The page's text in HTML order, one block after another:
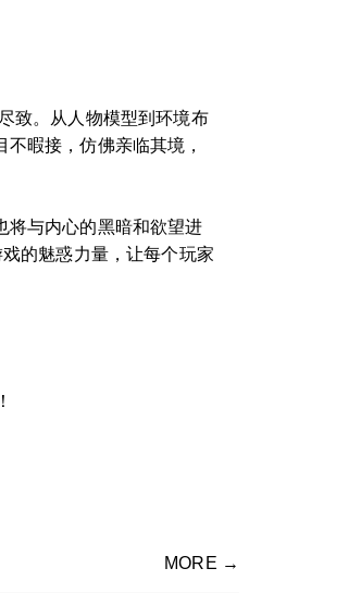
致。从人物模型到环境布
暇接，仿佛亲临其境，
将与内心的黑暗和欲望进
的魅惑力量，让每个玩家
MORE →